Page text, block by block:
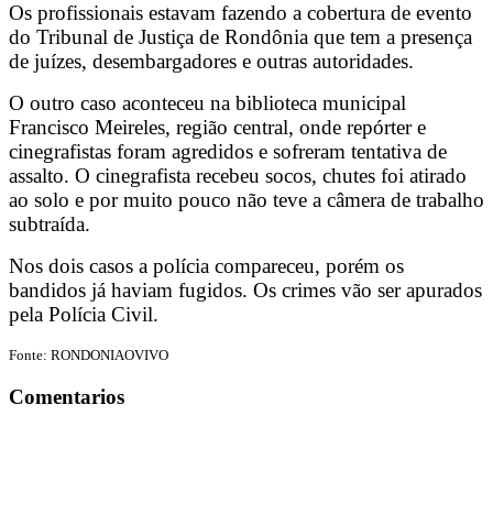
Os profissionais estavam fazendo a cobertura de evento
do Tribunal de Justiça de Rondônia que tem a presença
de juízes, desembargadores e outras autoridades.
O outro caso aconteceu na biblioteca municipal
Francisco Meireles, região central, onde repórter e
cinegrafistas foram agredidos e sofreram tentativa de
assalto. O cinegrafista recebeu socos, chutes foi atirado
ao solo e por muito pouco não teve a câmera de trabalho
subtraída.
Nos dois casos a polícia compareceu, porém os
bandidos já haviam fugidos. Os crimes vão ser apurados
pela Polícia Civil.
Fonte: RONDONIAOVIVO
Comentarios